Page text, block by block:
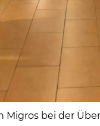
Migros bei der